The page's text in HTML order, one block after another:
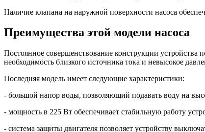
Наличие клапана на наружной поверхности насоса
Преимущества этой модели насоса
Постоянное совершенствование конструкции
необходимость близкого источника тока и невысокое
Последняя модель имеет следующие характеристики:
- большой напор воды, позволяющий подавать воду на
- мощность в 225 Вт обеспечивает стабильную работу
- система защиты двигателя позволяет устройству